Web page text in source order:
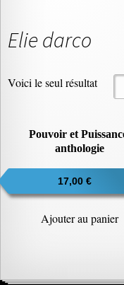
Elie darco
Voici le seul résultat
Pouvoir et
anthologie
17,00 €
Ajouter au panier